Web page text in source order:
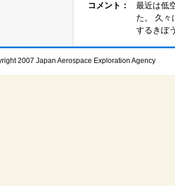
コメント：
最近は低
た。 久々
するきぼ
2007 Japan Aerospace Exploration Agency